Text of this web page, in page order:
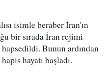
isimle beraber İran'ın
bir sırada İran rejimi
Bunun ardından
hayatı başladı.